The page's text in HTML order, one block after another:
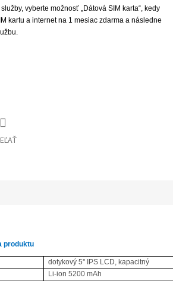
vyberte možnosť „Dátová SIM karta“, kedy
kartu a internet na 1 mesiac zdarma a následne
produktu
dotykový 5'' IPS LCD, kapacitný
Li-ion 5200 mAh